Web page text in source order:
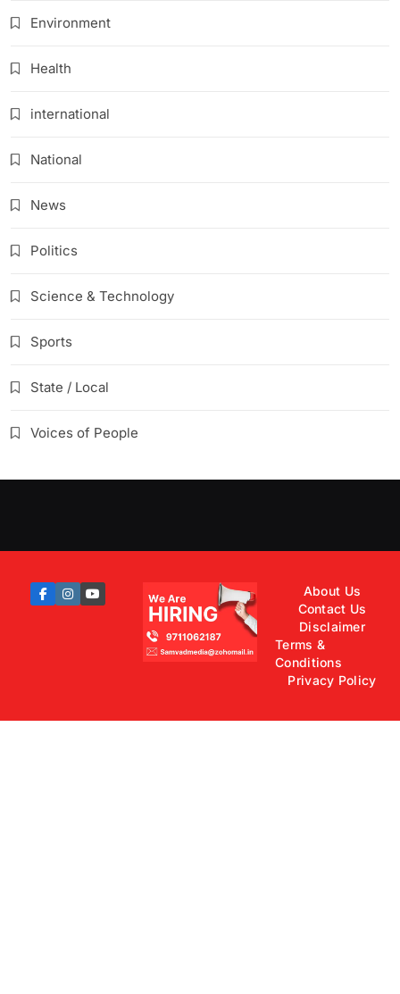
Environment
Health
international
National
News
Politics
Science & Technology
Sports
State / Local
Voices of People
About Us
Contact Us
Disclaimer
Terms &
Conditions
Privacy Policy